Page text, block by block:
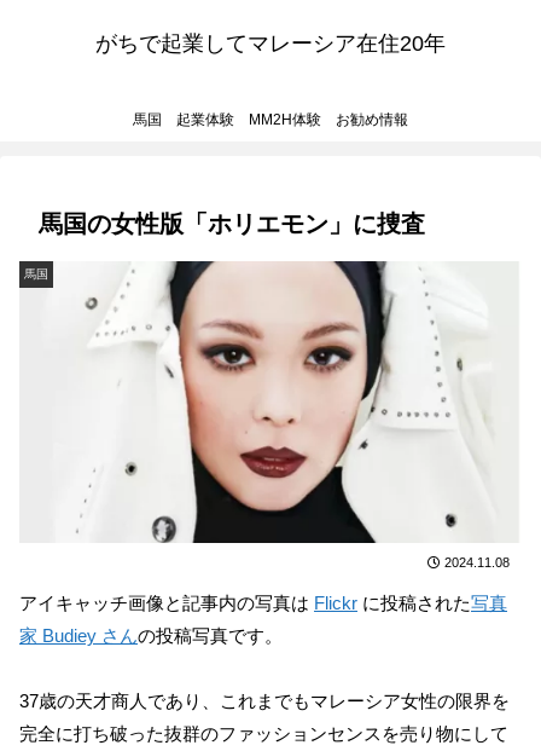
がちで起業してマレーシア在住20年
馬国 起業体験 MM2H体験 お勧め情報
馬国の女性版「ホリエモン」に捜査
馬国
2024.11.08
アイキャッチ画像と記事内の写真は Flickr に投稿された写真
家 Budiey さんの投稿写真です。
37歳の天才商人であり、これまでもマレーシア女性の限界を
完全に打ち破った抜群のファッションセンスを売り物にして